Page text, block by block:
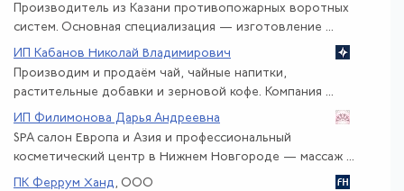
Производитель из Казани противопожарных воротных
систем. Основная специализация — изготовление ...
ИП Кабанов Николай Владимирович
Производим и продаём чай, чайные напитки,
растительные добавки и зерновой кофе. Компания ...
ИП Филимонова Дарья Андреевна
SPA салон Европа и Азия и профессиональный
косметический центр в Нижнем Новгороде — массаж ...
ПК Феррум Ханд , ООО